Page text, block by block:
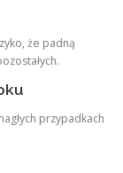
że padną
przypadkach